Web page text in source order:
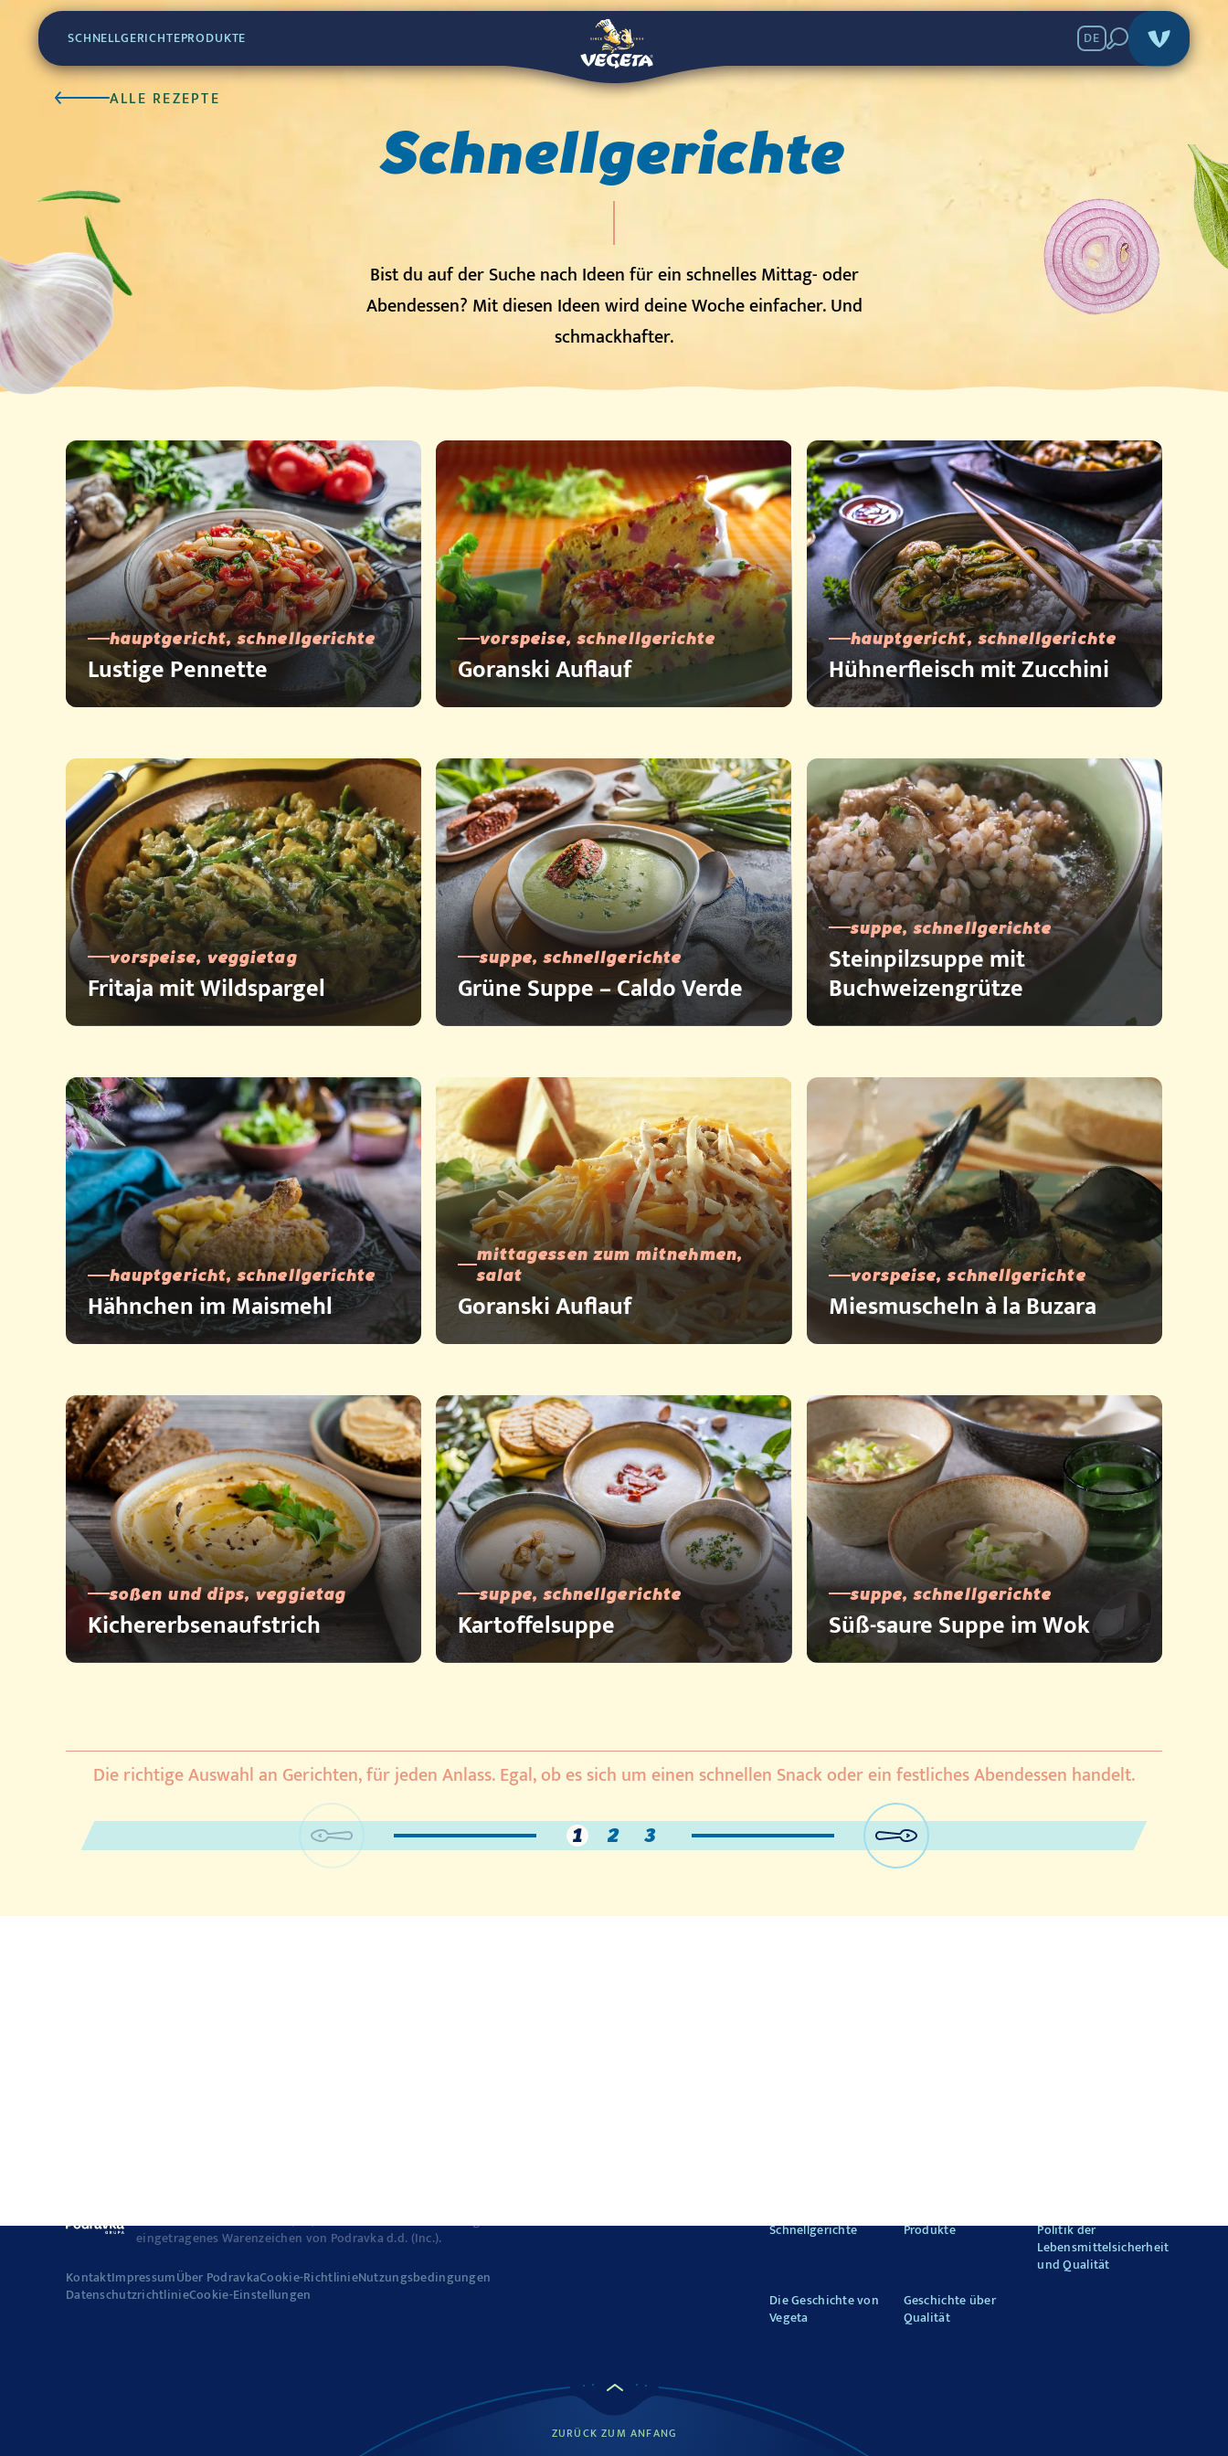
SCHNELLGERICHTEPRODUKTE DE
ALLE REZEPTE
Schnellgerichte
Bist du auf der Suche nach Ideen für ein schnelles Mittag- oder
Abendessen? Mit diesen Ideen wird deine Woche einfacher. Und
schmackhafter.
hauptgericht, schnellgerichte
Lustige Pennette
vorspeise, schnellgerichte
Goranski Auflauf
hauptgericht, schnellgerichte
Hühnerfleisch mit Zucchini
vorspeise, veggietag
Fritaja mit Wildspargel
suppe, schnellgerichte
Grüne Suppe – Caldo Verde
suppe, schnellgerichte
Steinpilzsuppe mit
Buchweizengrütze
hauptgericht, schnellgerichte
Hähnchen im Maismehl
mittagessen zum mitnehmen,
salat
Goranski Auflauf
vorspeise, schnellgerichte
Miesmuscheln à la Buzara
soßen und dips, veggietag
Kichererbsenaufstrich
suppe, schnellgerichte
Kartoffelsuppe
suppe, schnellgerichte
Süß-saure Suppe im Wok
Die richtige Auswahl an Gerichten, für jeden Anlass. Egal, ob es sich um einen schnellen Snack oder ein festliches Abendessen handelt.
1 2 3
© 2022-2026 Podravka d.d. (Inc) Alle Rechte vorbehalten.Vegetaist ein
eingetragenes Warenzeichen von Podravka d.d. (Inc.).
KontaktImpressumÜber PodravkaCookie-RichtlinieNutzungsbedingungen
DatenschutzrichtlinieCookie-Einstellungen
Schnellgerichte Produkte
Politik der
Lebensmittelsicherheit
und Qualität
Die Geschichte von
Vegeta
Geschichte über
Qualität
ZURÜCK ZUM ANFANG